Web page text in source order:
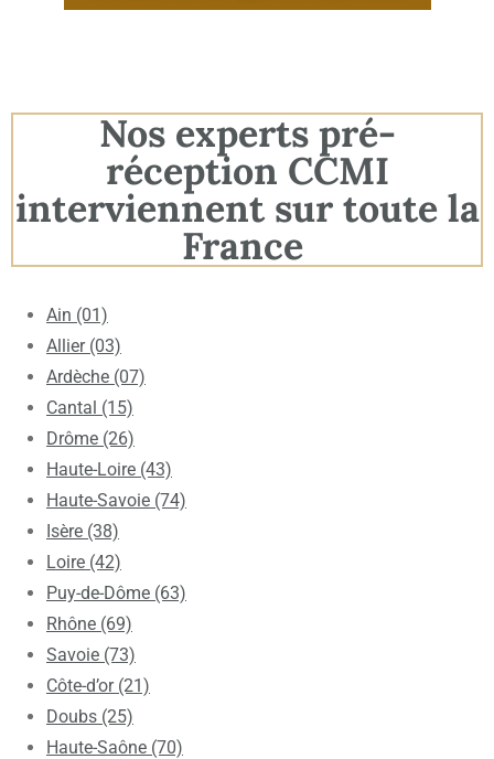
Nos experts pré-
réception CCMI
interviennent sur toute la
France
Ain (01)
Allier (03)
Ardèche (07)
Cantal (15)
Drôme (26)
Haute-Loire (43)
Haute-Savoie (74)
Isère (38)
Loire (42)
Puy-de-Dôme (63)
Rhône (69)
Savoie (73)
Côte-d’or (21)
Doubs (25)
Haute-Saône (70)